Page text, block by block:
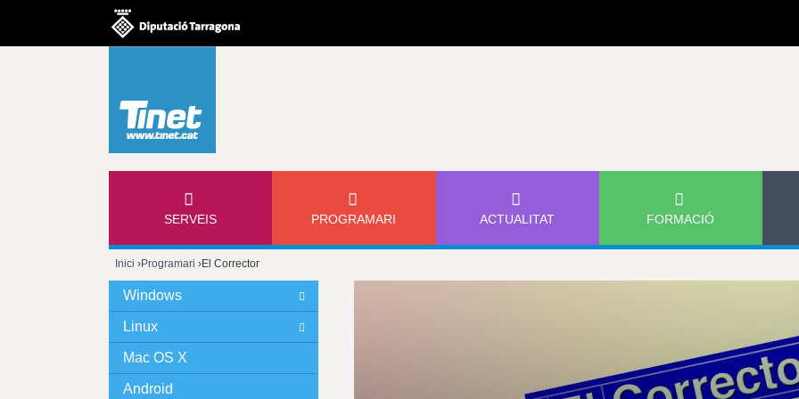
E
N
SERVEIS PROGRAMARI ACTUALITAT FORMACIÓ
Esteu
aquí
Inici ›Programari ›El Corrector
Windows
Linux
Mac OS X
Android